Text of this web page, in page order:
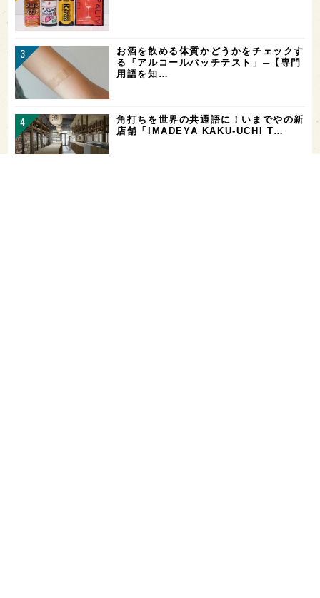
お酒を飲める体質かどうかをチェックす
る「アルコールパッチテスト」─【専門
用語を知…
角打ちを世界の共通語に！いまでやの新
店舗「IMADEYA KAKU-UCHI T…